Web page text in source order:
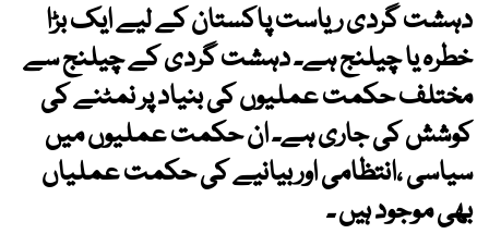
دہشت گردی ریاست پاکستان کے لیے ایک بڑا
خطرہ یا چیلنج ہے۔ دہشت گردی کے چیلنج سے
مختلف حکمت عملیوں کی بنیاد پر نمٹنے کی
کوشش کی جاری ہے۔ ان حکمت عملیوں میں
سیاسی ،انتظامی اور بیانیے کی حکمت عملیاں
بھی موجود ہیں ۔